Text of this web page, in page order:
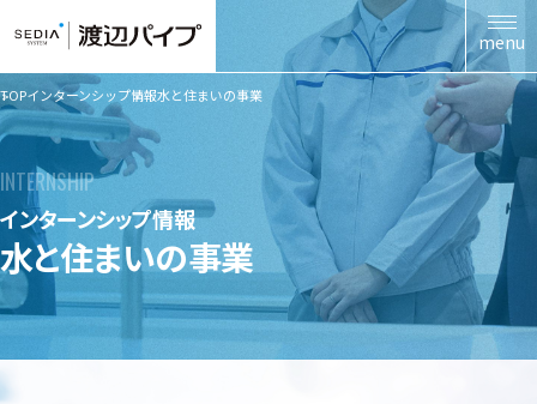
menu
TOPインターンシップ情報水と住まいの事業
INTERNSHIP
インターンシップ情報
水と住まいの事業